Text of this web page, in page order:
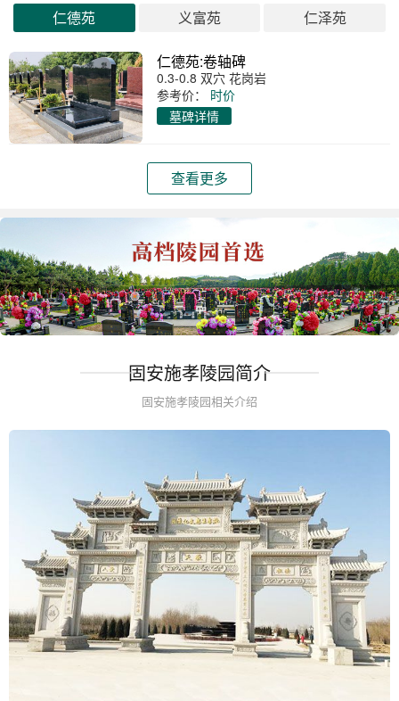
仁德苑 义富苑 仁泽苑
仁德苑:卷轴碑
0.3-0.8 双穴 花岗岩
参考价：
时价
墓碑详情
查看更多
固安施孝陵园简介
固安施孝陵园相关介绍